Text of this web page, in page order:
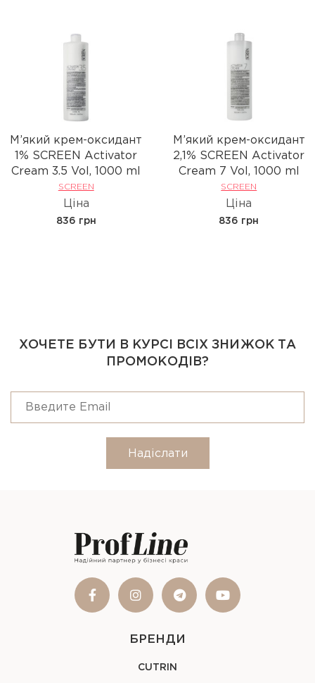
М’який крем-оксидант
1% SCREEN Activator
Cream 3.5 Vol, 1000 ml
SCREEN
Ціна
836 грн
М’який крем-оксидант
2,1% SCREEN Activator
Cream 7 Vol, 1000 ml
SCREEN
Ціна
836 грн
ХОЧЕТЕ БУТИ В КУРСІ ВСІХ ЗНИЖОК ТА
ПРОМОКОДІВ?
Надіслати
БРЕНДИ
CUTRIN